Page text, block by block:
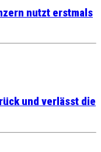
nutzt erstmals
und verlässt die